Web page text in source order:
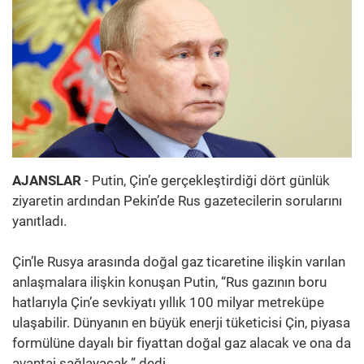
AJANSLAR - Putin, Çin’e gerçekleştirdiği dört günlük
ziyaretin ardından Pekin’de Rus gazetecilerin sorularını
yanıtladı.
Çin’le Rusya arasında doğal gaz ticaretine ilişkin varılan
anlaşmalara ilişkin konuşan Putin, “Rus gazının boru
hatlarıyla Çin’e sevkiyatı yıllık 100 milyar metreküpe
ulaşabilir. Dünyanın en büyük enerji tüketicisi Çin, piyasa
formülüne dayalı bir fiyattan doğal gaz alacak ve ona da